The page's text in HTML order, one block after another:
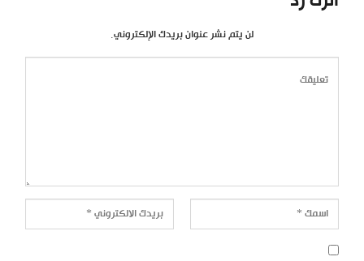
لن يتم نشر عنوان بريدك الإلكتروني.